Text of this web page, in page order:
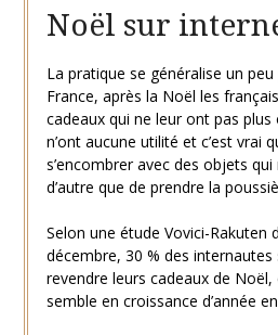
Noël sur
La pratique se généralise un
France, après la Noël les
cadeaux qui ne leur ont pas plus
n’ont aucune utilité et c’est vrai
s’encombrer avec des objets
d’autre que de prendre la
Selon une étude Vovici-Rakuten
décembre, 30 % des
revendre leurs cadeaux de Noël,
semble en croissance d’année